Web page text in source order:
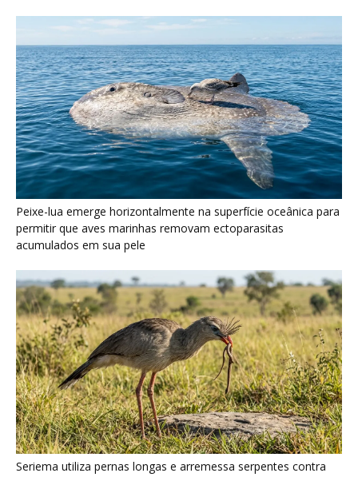
Peixe-lua emerge horizontalmente na superfície oceânica para
permitir que aves marinhas removam ectoparasitas
acumulados em sua pele
Seriema utiliza pernas longas e arremessa serpentes contra